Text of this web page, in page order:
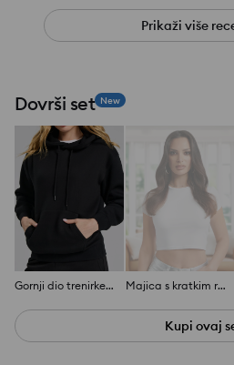
Prikaži više
Dovrši set New
Gornji dio trenirke s kapuljačom Majica s kratkim rukavima
Kupi ovaj